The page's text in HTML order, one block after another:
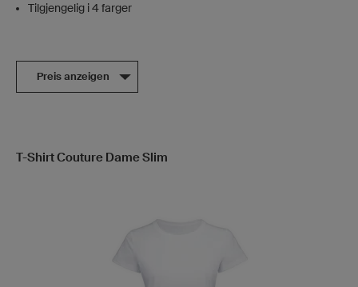
Tilgjengelig i 4 farger
Preis anzeigen
T-Shirt Couture Dame Slim